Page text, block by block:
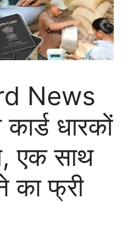
News
धारकों
एक साथ
का फ्री